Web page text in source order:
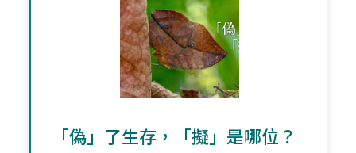
「偽」了生存，「擬」是哪位？